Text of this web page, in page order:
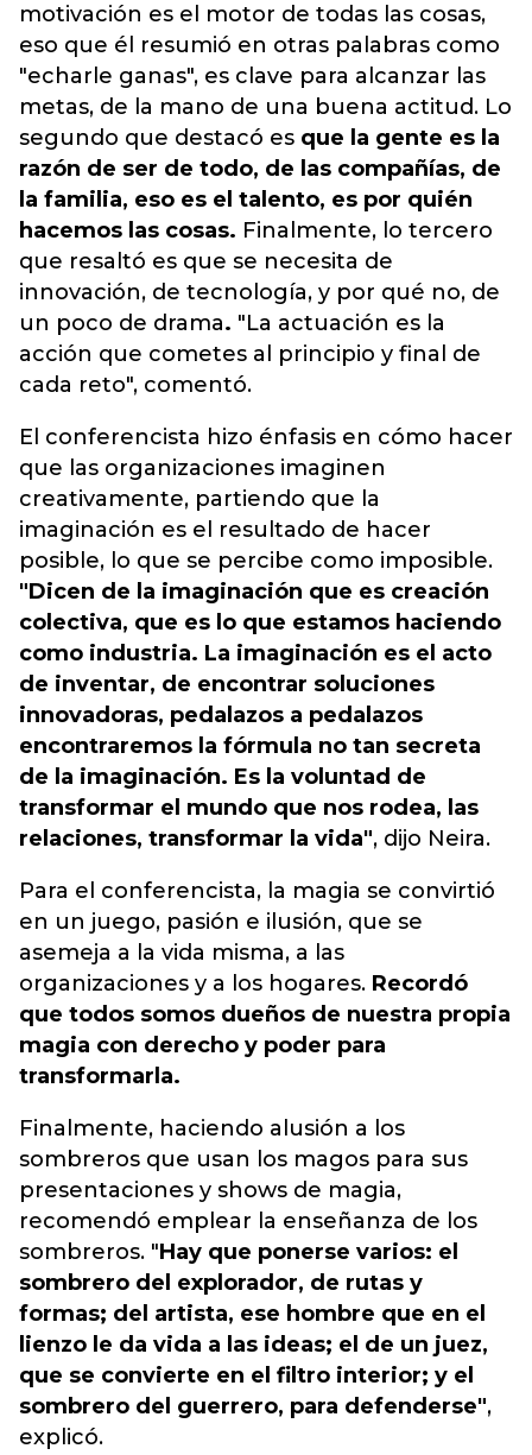
motivación es el motor de todas las cosas,
eso que él resumió en otras palabras como
"echarle ganas", es clave para alcanzar las
metas, de la mano de una buena actitud. Lo
segundo que destacó es que la gente es la
razón de ser de todo, de las compañías, de
la familia, eso es el talento, es por quién
hacemos las cosas. Finalmente, lo tercero
que resaltó es que se necesita de
innovación, de tecnología, y por qué no, de
un poco de drama. "La actuación es la
acción que cometes al principio y final de
cada reto", comentó.
El conferencista hizo énfasis en cómo hacer
que las organizaciones imaginen
creativamente, partiendo que la
imaginación es el resultado de hacer
posible, lo que se percibe como imposible.
"Dicen de la imaginación que es creación
colectiva, que es lo que estamos haciendo
como industria. La imaginación es el acto
de inventar, de encontrar soluciones
innovadoras, pedalazos a pedalazos
encontraremos la fórmula no tan secreta
de la imaginación. Es la voluntad de
transformar el mundo que nos rodea, las
relaciones, transformar la vida", dijo Neira.
Para el conferencista, la magia se convirtió
en un juego, pasión e ilusión, que se
asemeja a la vida misma, a las
organizaciones y a los hogares. Recordó
que todos somos dueños de nuestra propia
magia con derecho y poder para
transformarla.
Finalmente, haciendo alusión a los
sombreros que usan los magos para sus
presentaciones y shows de magia,
recomendó emplear la enseñanza de los
sombreros. "Hay que ponerse varios: el
sombrero del explorador, de rutas y
formas; del artista, ese hombre que en el
lienzo le da vida a las ideas; el de un juez,
que se convierte en el filtro interior; y el
sombrero del guerrero, para defenderse",
explicó.